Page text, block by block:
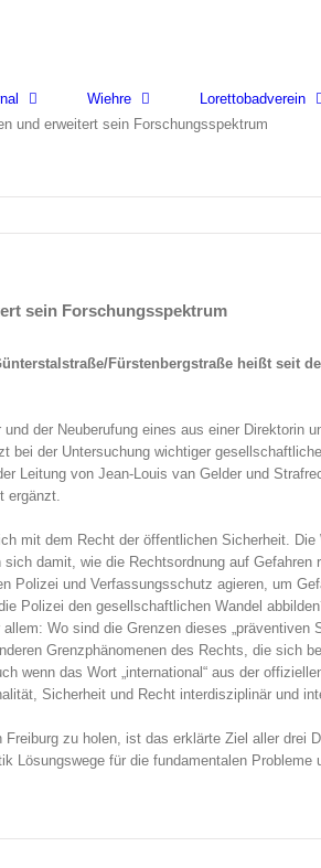
Wiehre Lorettobadverein
und erweitert sein Forschungsspektrum
sein Forschungsspektrum
Fürstenbergstraße heißt seit
der Neuberufung eines aus einer Direktorin
der Untersuchung wichtiger
Leitung von Jean-Louis van Gelder und
ergänzt.
mit dem Recht der öffentlichen Sicherheit.
damit, wie die Rechtsordnung auf Gefahren
Polizei und Verfassungsschutz agieren, um
Polizei den gesellschaftlichen Wandel
Wo sind die Grenzen dieses „präventiven
Grenzphänomenen des Rechts, die sich
wenn das Wort „international“ aus der
Sicherheit und Recht interdisziplinär und
zu holen, ist das erklärte Ziel aller drei
Lösungswege für die fundamentalen Probleme